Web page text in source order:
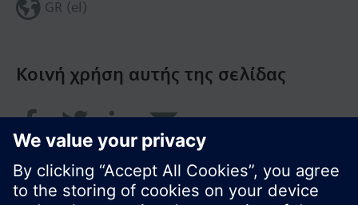
Κοινή χρήση αυτής της σελίδας
GR (el)